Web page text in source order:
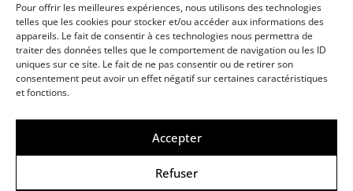
Pour offrir les meilleures expériences, nous utilisons des technologies
telles que les cookies pour stocker et/ou accéder aux informations des
appareils. Le fait de consentir à ces technologies nous permettra de
traiter des données telles que le comportement de navigation ou les ID
uniques sur ce site. Le fait de ne pas consentir ou de retirer son
consentement peut avoir un effet négatif sur certaines caractéristiques
et fonctions.
Accepter
Refuser
Une marque d’Agora Médias, éditeur de presse
© Copyright ANews WorkWell 2026